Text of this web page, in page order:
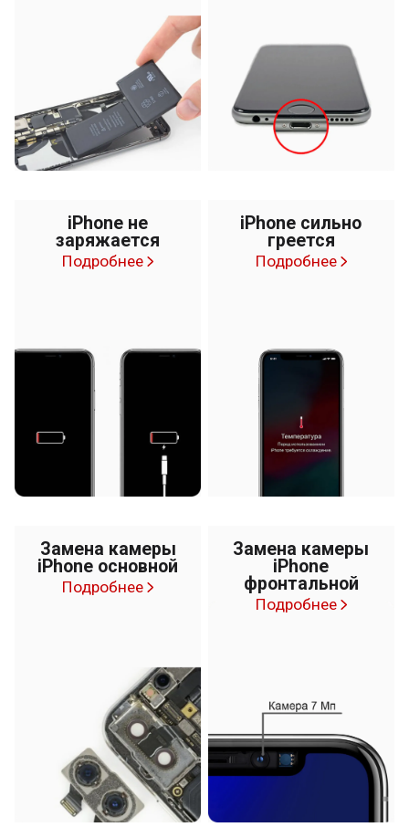
iPhone не
заряжается
Подробнее
iPhone сильно
греется
Подробнее
Замена камеры
iPhone основной
Подробнее
Замена камеры
iPhone
фронтальной
Подробнее